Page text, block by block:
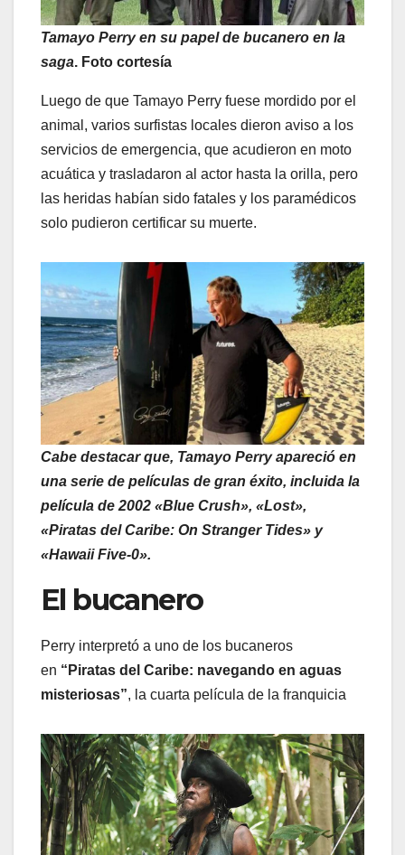
Tamayo Perry en su papel de bucanero en la
saga. Foto cortesía
Luego de que Tamayo Perry fuese mordido por el
animal, varios surfistas locales dieron aviso a los
servicios de emergencia, que acudieron en moto
acuática y trasladaron al actor hasta la orilla, pero
las heridas habían sido fatales y los paramédicos
solo pudieron certificar su muerte.
Cabe destacar que, Tamayo Perry apareció en
una serie de películas de gran éxito, incluida la
película de 2002 «Blue Crush», «Lost»,
«Piratas del Caribe: On Stranger Tides» y
«Hawaii Five-0».
El bucanero
Perry interpretó a uno de los bucaneros
en “Piratas del Caribe: navegando en aguas
misteriosas”, la cuarta película de la franquicia